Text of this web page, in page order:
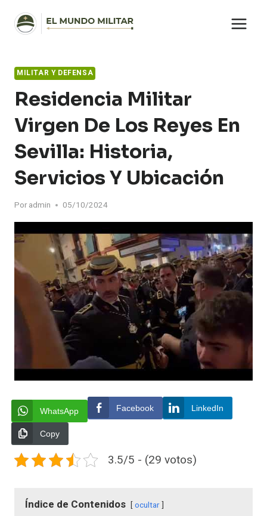
contenido
MILITAR Y DEFENSA
Residencia Militar
Virgen De Los Reyes En
Sevilla: Historia,
Servicios Y Ubicación
Por admin 05/10/2024
WhatsApp Facebook LinkedIn
Copy
3.5/5 - (29 votos)
Índice de Contenidos ocultar